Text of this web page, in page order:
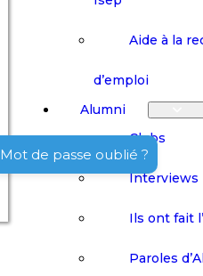
Aide à la
d’emploi
Alumni
Clubs
Interviews
Ils ont fait
Paroles
Mot de passe oublié ?